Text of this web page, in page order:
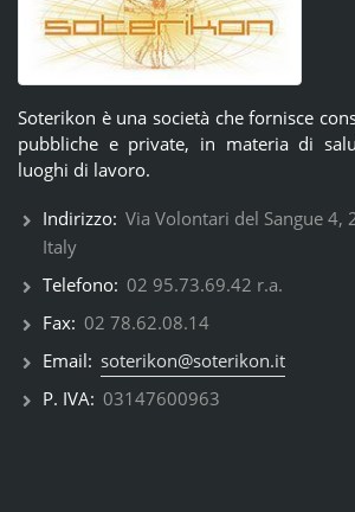
Soterikon è una società che fornisce
pubbliche e private, in materia di
luoghi di lavoro.
Indirizzo: Via Volontari del Sangue 4,
Italy
Telefono: 02 95.73.69.42 r.a.
Fax: 02 78.62.08.14
Email: soterikon@soterikon.it
P. IVA: 03147600963